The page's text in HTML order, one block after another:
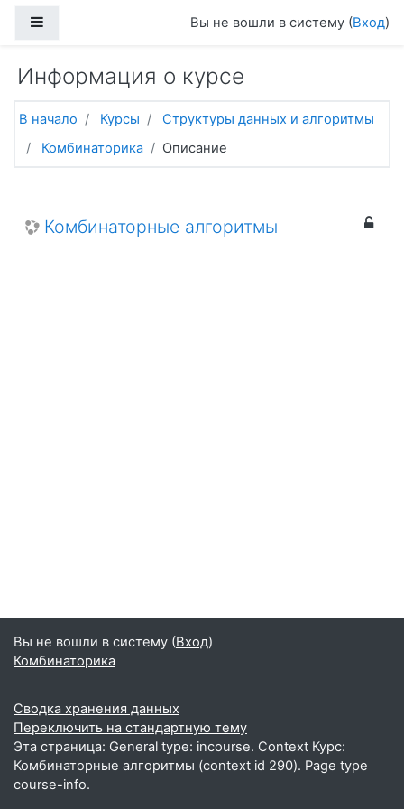
Вы не вошли в систему (Вход)
Информация о курсе
В начало Курсы
Структуры данных и алгоритмы
Комбинаторика
Описание
Комбинаторные алгоритмы
Вы не вошли в систему (Вход)
Комбинаторика
Сводка хранения данных
Переключить на стандартную тему
Эта страница: General type: incourse. Context Курс:
Комбинаторные алгоритмы (context id 290). Page type
course-info.